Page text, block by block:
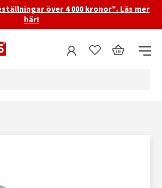
över 4 000 kronor*. Läs mer
här!